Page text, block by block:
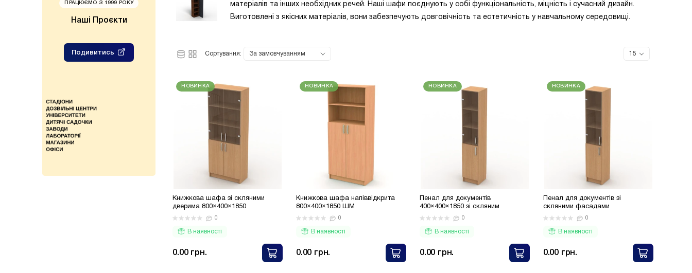
ПРАЦЮЄМО З 1999 РОКУ
Наші Проєкти
Подивитись
НОВИНКА
від 15 000 грн.
ПОПУЛЯРНИЙ
Передпокій
ПОПУЛЯРНИЙ
Вітальні
КОРПОРАТИВНИМ КЛІЄНТАМ
Офіси
матеріалів та інших необхідних речей. Наші шафи поєднують у собі функціональність, міцність і сучасний дизайн.
Виготовлені з якісних матеріалів, вони забезпечують довговічність та естетичність у навчальному середовищі.
Сортування:
НОВИНКА
Книжкова шафа зі скляними
дверима 800×400×1850
0
В наявності
0.00 грн.
НОВИНКА
Книжкова шафа напіввідкрита
800×400×1850 ШМ
0
В наявності
0.00 грн.
НОВИНКА
Пенал для документів
400×400×1850 зі скляним
0
В наявності
0.00 грн.
НОВИНКА
Пенал для документів зі
скляними фасадами
350×350×1850
0
В наявності
0.00 грн.